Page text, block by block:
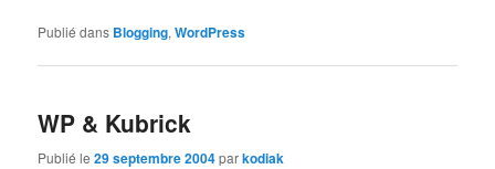
Publié dans Blogging,WordPress
WP & Kubrick
Publié le29 septembre 2004parkodiak